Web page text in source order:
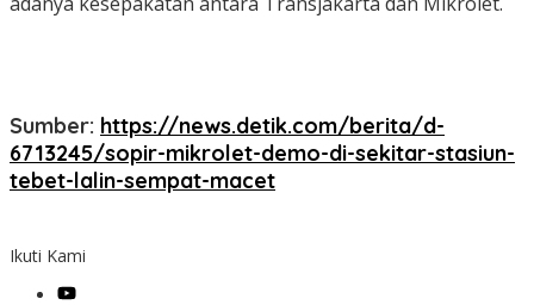
Sumber: https://news.detik.com/berita/d-
6713245/sopir-mikrolet-demo-di-sekitar-stasiun-
tebet-lalin-sempat-macet
Ikuti Kami